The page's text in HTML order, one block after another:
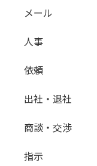
メール
人事
依頼
出社・退社
商談・交渉
指示